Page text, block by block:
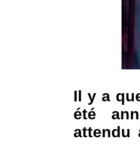
Il y a
été
attendu